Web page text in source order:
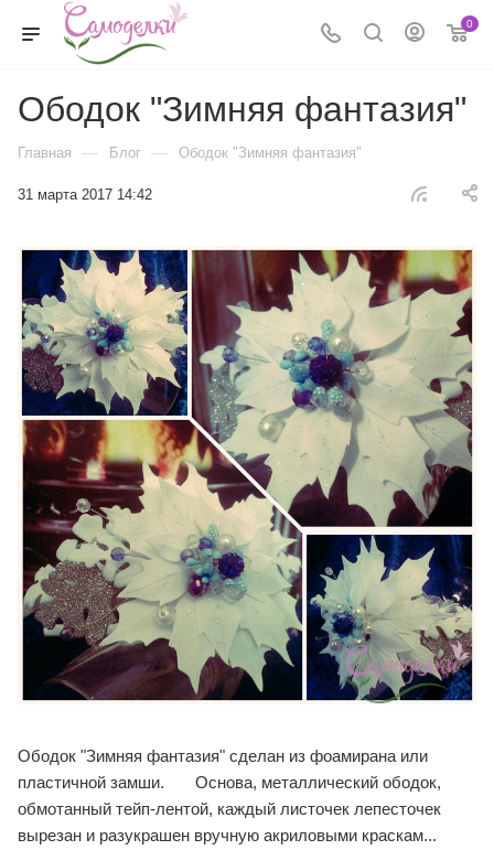
0
Ободок "Зимняя фантазия"
Главная — Блог — Ободок "Зимняя фантазия"
31 марта 2017 14:42
Ободок "Зимняя фантазия" сделан из фоамирана или
пластичной замши. Основа, металлический ободок,
обмотанный тейп-лентой, каждый листочек лепесточек
вырезан и разукрашен вручную акриловыми краскам...